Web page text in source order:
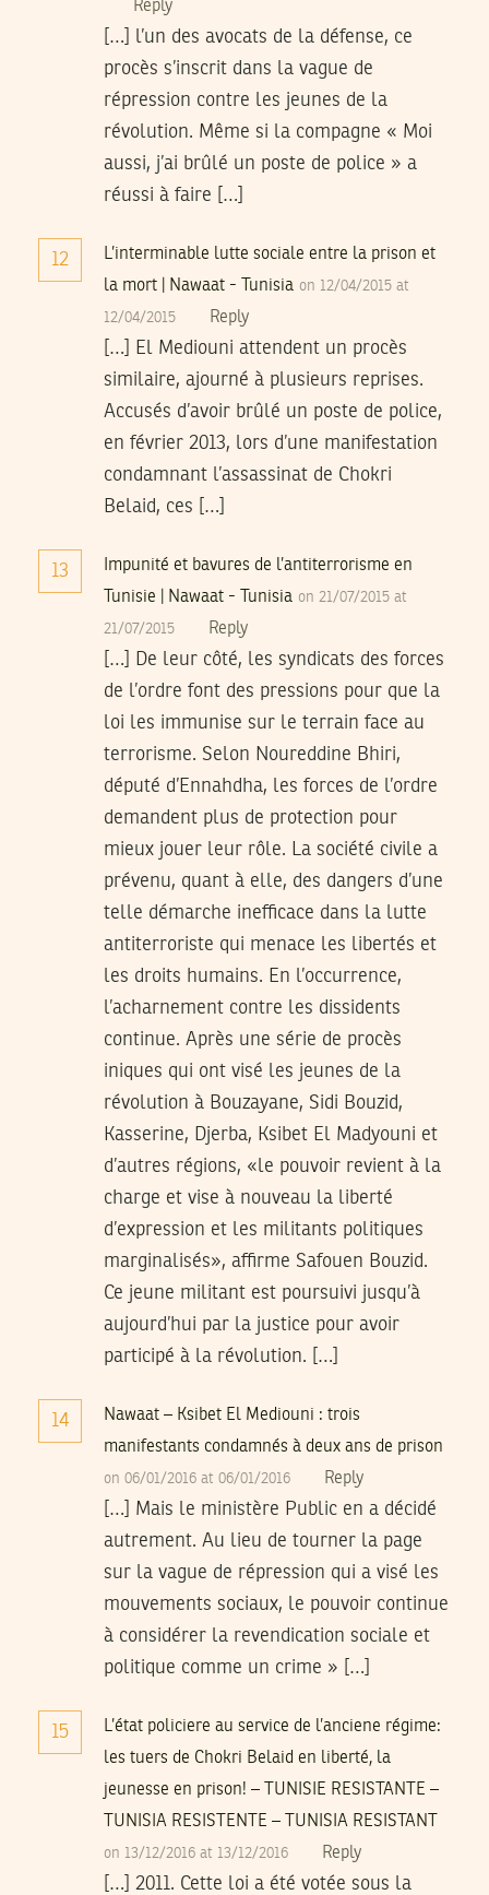
Reply
[…] l’un des avocats de la défense, ce
procès s’inscrit dans la vague de
répression contre les jeunes de la
révolution. Même si la compagne « Moi
aussi, j’ai brûlé un poste de police » a
réussi à faire […]
12
L’interminable lutte sociale entre la prison et
la mort | Nawaat - Tunisia on 12/04/2015 at
12/04/2015 Reply
[…] El Mediouni attendent un procès
similaire, ajourné à plusieurs reprises.
Accusés d’avoir brûlé un poste de police,
en février 2013, lors d’une manifestation
condamnant l’assassinat de Chokri
Belaid, ces […]
13
Impunité et bavures de l’antiterrorisme en
Tunisie | Nawaat - Tunisia on 21/07/2015 at
21/07/2015 Reply
[…] De leur côté, les syndicats des forces
de l’ordre font des pressions pour que la
loi les immunise sur le terrain face au
terrorisme. Selon Noureddine Bhiri,
député d’Ennahdha, les forces de l’ordre
demandent plus de protection pour
mieux jouer leur rôle. La société civile a
prévenu, quant à elle, des dangers d’une
telle démarche inefficace dans la lutte
antiterroriste qui menace les libertés et
les droits humains. En l’occurrence,
l’acharnement contre les dissidents
continue. Après une série de procès
iniques qui ont visé les jeunes de la
révolution à Bouzayane, Sidi Bouzid,
Kasserine, Djerba, Ksibet El Madyouni et
d’autres régions, «le pouvoir revient à la
charge et vise à nouveau la liberté
d’expression et les militants politiques
marginalisés», affirme Safouen Bouzid.
Ce jeune militant est poursuivi jusqu’à
aujourd’hui par la justice pour avoir
participé à la révolution. […]
14
Nawaat – Ksibet El Mediouni : trois
manifestants condamnés à deux ans de prison
on 06/01/2016 at 06/01/2016 Reply
[…] Mais le ministère Public en a décidé
autrement. Au lieu de tourner la page
sur la vague de répression qui a visé les
mouvements sociaux, le pouvoir continue
à considérer la revendication sociale et
politique comme un crime » […]
15
L’état policiere au service de l’anciene régime:
les tuers de Chokri Belaid en liberté, la
jeunesse en prison! – TUNISIE RESISTANTE –
TUNISIA RESISTENTE – TUNISIA RESISTANT
on 13/12/2016 at 13/12/2016 Reply
[…] 2011. Cette loi a été votée sous la